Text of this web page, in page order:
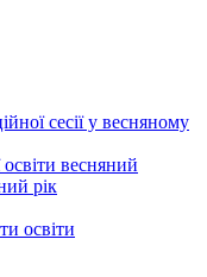
сесії у весняному
освіти весняний
рік
освіти